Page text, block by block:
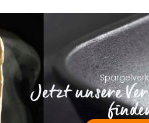
Jetzt unsere